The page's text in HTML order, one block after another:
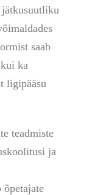
saab
ka
ligipääsu
teadmiste
ja
õpetajate